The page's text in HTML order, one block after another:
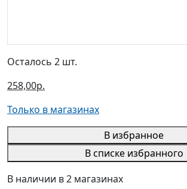
Осталось 2 шт.
258,00р.
Только в магазинах
В избранное
В списке избранного
В наличии в 2 магазинах